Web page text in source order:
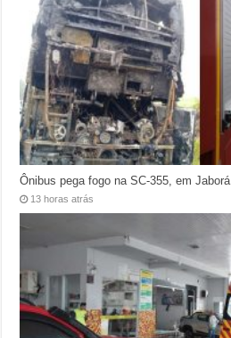
Ônibus pega fogo na SC-355, em Jaborá
13 horas atrás